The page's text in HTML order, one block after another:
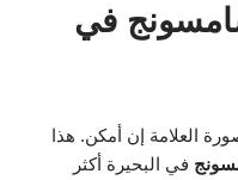
في
العلامة إن أمكن. هذا
في البحيرة أكثر